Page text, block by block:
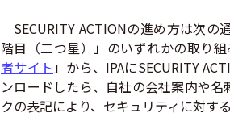
SECURITY ACTIONの進め方は次
階目（二つ星）」のいずれかの取り
者サイト 」から、IPAにSECURITY
ンロードしたら、自社の会社案内や
クの表記により、セキュリティに対す